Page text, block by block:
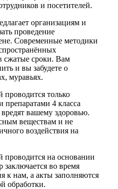
и посетителей.
организациям и
проведение
Современные методики
сжатые сроки. Вам
и вы забудете о
муравьях.
проводится только
4 класса
вашему здоровью.
веществам и не
воздействия на
проводится на основании
заключается во время
к нам, а акты заполняются
обработки.